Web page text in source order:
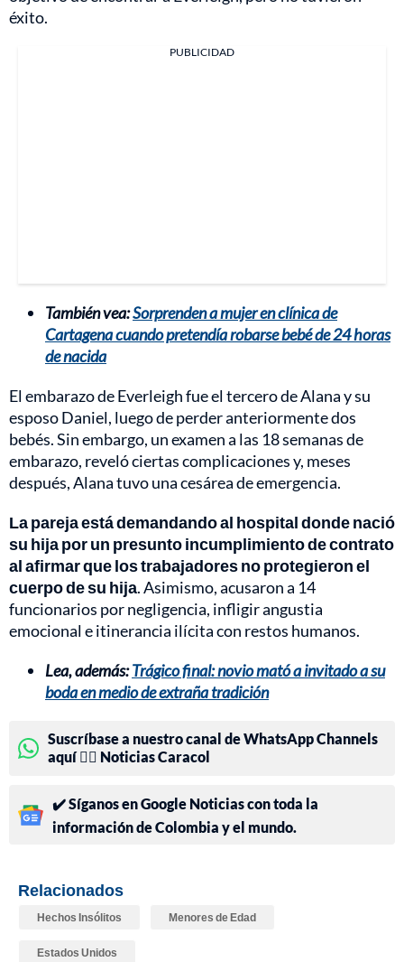
éxito.
PUBLICIDAD
También vea:Sorprenden a mujer en clínica de
Cartagena cuando pretendía robarse bebé de 24 horas
de nacida
El embarazo de Everleigh fue el tercero de Alana y su
esposo Daniel, luego de perder anteriormente dos
bebés. Sin embargo, un examen a las 18 semanas de
embarazo, reveló ciertas complicaciones y, meses
después, Alana tuvo una cesárea de emergencia.
La pareja está demandando al hospital donde nació
su hija por un presunto incumplimiento de contrato
al afirmar que los trabajadores no protegieron el
cuerpo de su hija. Asimismo, acusaron a 14
funcionarios por negligencia, infligir angustia
emocional e itinerancia ilícita con restos humanos.
Lea, además:Trágico final: novio mató a invitado a su
boda en medio de extraña tradición
Suscríbase a nuestro canal de WhatsApp Channels
aquí 👉🏻 Noticias Caracol
✔️ Síganos en Google Noticias con toda la
información de Colombia y el mundo.
Relacionados
Hechos Insólitos Menores de Edad
Estados Unidos